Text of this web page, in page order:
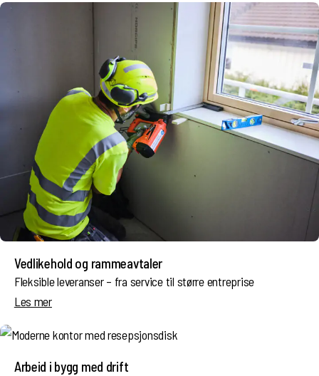
Vedlikehold og rammeavtaler
Fleksible leveranser – fra service til større entreprise
Les mer
Arbeid i bygg med drift